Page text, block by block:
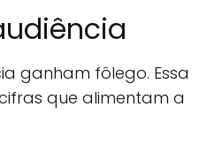
ganham fôlego. Essa
que alimentam a